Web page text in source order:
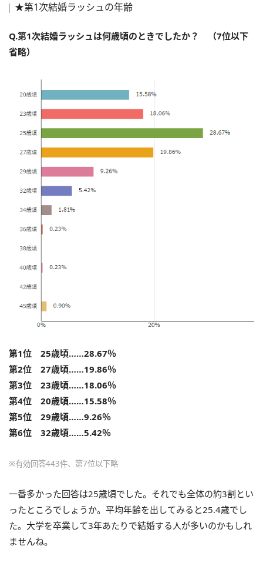
★第1次結婚ラッシュの年齢
Q.第1次結婚ラッシュは何歳頃のときでしたか？ （7位以下
省略）
第1位 25歳頃……28.67％
第2位 27歳頃……19.86％
第3位 23歳頃……18.06％
第4位 20歳頃……15.58％
第5位 29歳頃……9.26％
第6位 32歳頃……5.42％
※有効回答443件、第7位以下略
一番多かった回答は25歳頃でした。それでも全体の約3割とい
ったところでしょうか。平均年齢を出してみると25.4歳でし
た。大学を卒業して3年あたりで結婚する人が多いのかもしれ
ませんね。